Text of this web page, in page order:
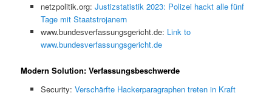
netzpolitik.org: Justizstatistik 2023: Polizei hackt alle fünf
Tage mit Staatstrojanern
www.bundesverfassungsgericht.de: Link to
www.bundesverfassungsgericht.de
Modern Solution: Verfassungsbeschwerde
Security: Verschärfte Hackerparagraphen treten in Kraft